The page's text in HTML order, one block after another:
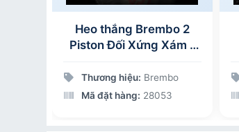
Heo thắng Brembo 2
Piston Đối Xứng Xám –
Thương hiệu: Brembo
Mã đặt hàng: 28053